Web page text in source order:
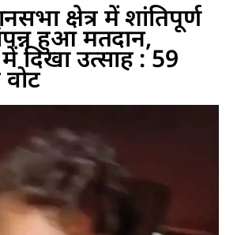
क्षेत्र में शांतिपूर्ण
हुआ मतदान,
दिखा उत्साह : 59